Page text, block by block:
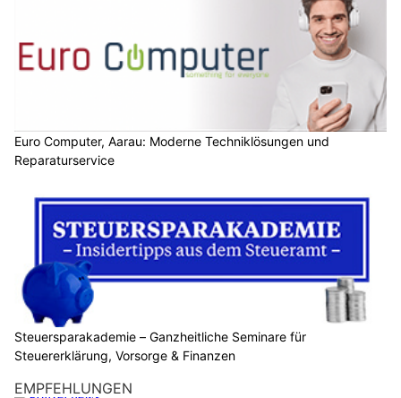
Euro Computer, Aarau: Moderne Techniklösungen und
Reparaturservice
Steuersparakademie – Ganzheitliche Seminare für
Steuererklärung, Vorsorge & Finanzen
EMPFEHLUNGEN